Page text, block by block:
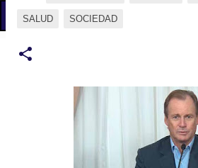
📢 LO ÚLTIMO El Gobierno postergó la
SALUD SOCIEDAD